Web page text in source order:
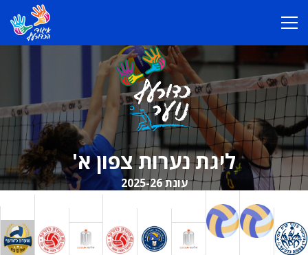
ליגת נערות צפון א'
עונת 2025-26